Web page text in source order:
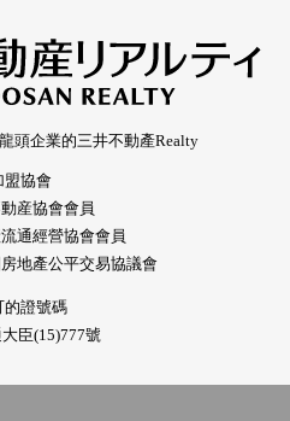
頭企業的三井不動產Realty
盟協會
産協會會員
通經營協會會員
地產公平交易協議會
的證號碼
臣(15)777號